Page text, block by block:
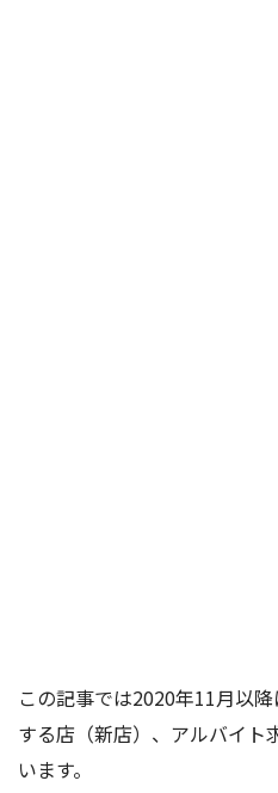
この記事では2020年11月以
する店（新店）、アルバイト
います。